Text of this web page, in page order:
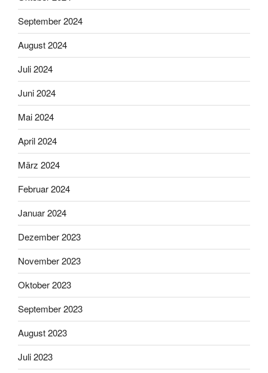
September 2024
August 2024
Juli 2024
Juni 2024
Mai 2024
April 2024
März 2024
Februar 2024
Januar 2024
Dezember 2023
November 2023
Oktober 2023
September 2023
August 2023
Juli 2023